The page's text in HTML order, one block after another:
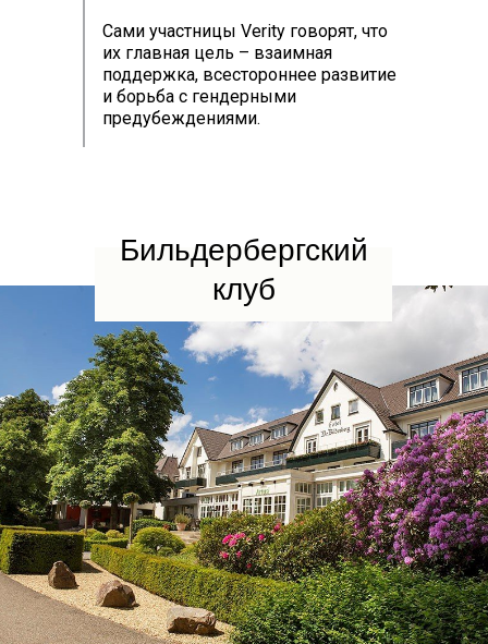
Сами участницы Verity говорят, что
их главная цель – взаимная
поддержка, всестороннее развитие
и борьба с гендерными
предубеждениями.
Бильдербергский
клуб